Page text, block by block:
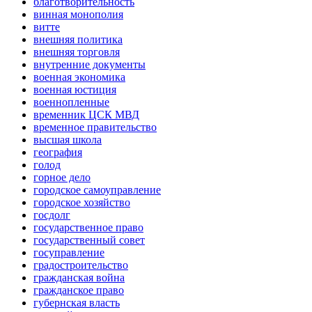
винная монополия
витте
внешняя политика
внешняя торговля
внутренние документы
военная экономика
военная юстиция
военнопленные
временник ЦСК МВД
временное правительство
высшая школа
география
голод
горное дело
городское самоуправление
городское хозяйство
госдолг
государственное право
государственный совет
госуправление
градостроительство
гражданская война
гражданское право
губернская власть